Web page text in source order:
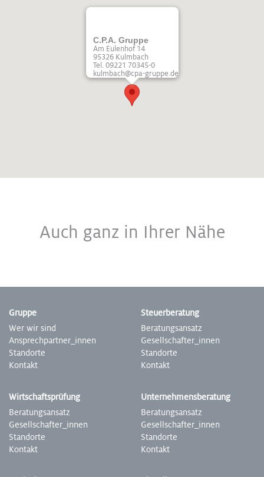
C.P.A. Gruppe
Am Eulenhof 14
95326 Kulmbach
Tel. 09221 70345-0
kulmbach@cpa-gruppe.de
Auch ganz in Ihrer Nähe
Gruppe
Wer wir sind
Ansprech­partner­_innen
Standorte
Kontakt
Steuer­beratung
Beratungs­ansatz
Gesell­schafter­_innen
Stand­orte
Kontakt
Wirtschafts­prüfung
Beratungs­ansatz
Gesell­schafter­_innen
Stand­­­­­­orte
Kontakt
Unter­nehmens­beratung
­­­­Beratungs­ansatz
Gesell­schafter­_innen
Stand­orte
Kontakt